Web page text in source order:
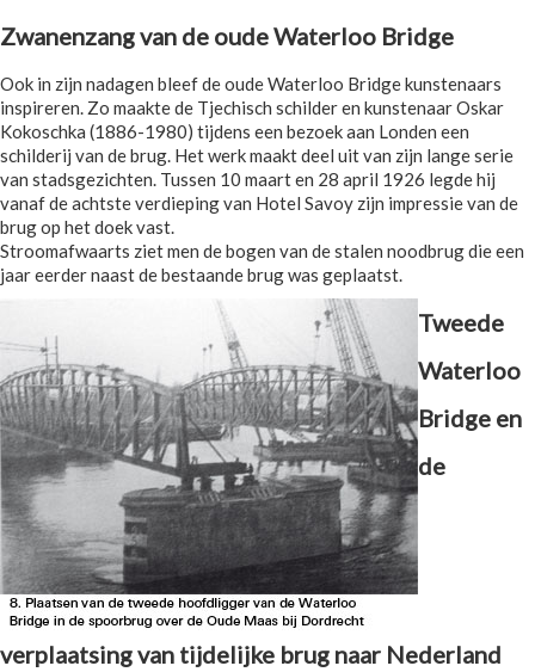
Zwanenzang van de oude Waterloo Bridge
Ook in zijn nadagen bleef de oude Waterloo Bridge kunstenaars
inspireren. Zo maakte de Tjechisch schilder en kunstenaar Oskar
Kokoschka (1886-1980) tijdens een bezoek aan Londen een
schilderij van de brug. Het werk maakt deel uit van zijn lange serie
van stadsgezichten. Tussen 10 maart en 28 april 1926 legde hij
vanaf de achtste verdieping van Hotel Savoy zijn impressie van de
brug op het doek vast.
Stroomafwaarts ziet men de bogen van de stalen noodbrug die een
jaar eerder naast de bestaande brug was geplaatst.
Tweede
Waterloo
Bridge en
de
verplaatsing van tijdelijke brug naar Nederland